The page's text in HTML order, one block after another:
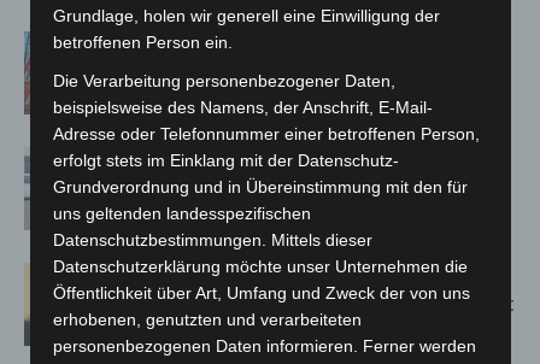
A2: Zweite Turbobaustelle startet
zwischen Hannover-West und
Bothfeld
Niedersachsen: Feuerwehrkräfte
kehren nach Waldbrandeinsatz aus
Spanien zurück
Hannover: Erste Tigermücken-
Population in Niedersachsen entdeckt
Grundlage, holen wir generell eine Einwilligung der
betroffenen Person ein.
Die Verarbeitung personenbezogener Daten,
beispielsweise des Namens, der Anschrift, E-Mail-
Adresse oder Telefonnummer einer betroffenen Person,
erfolgt stets im Einklang mit der Datenschutz-
Grundverordnung und in Übereinstimmung mit den für
uns geltenden landesspezifischen
Datenschutzbestimmungen. Mittels dieser
Datenschutzerklärung möchte unser Unternehmen die
Öffentlichkeit über Art, Umfang und Zweck der von uns
erhobenen, genutzten und verarbeiteten
personenbezogenen Daten informieren. Ferner werden